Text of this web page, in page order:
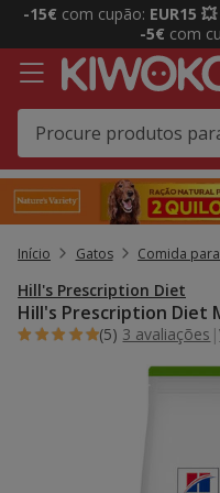
1
3,
mensagem,
-15€ com cupão: EUR15 💥
-5€ com
Início Gatos Comida
Hill's Prescription Diet
Hill's Prescription Diet
(5) 3 avaliações |